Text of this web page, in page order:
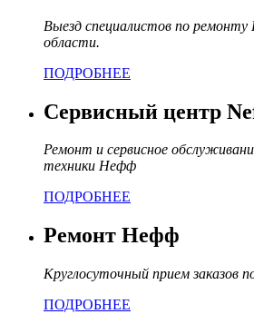
Выезд специалистов по
области.
ПОДРОБНЕЕ
Сервисный центр
Ремонт и сервисное
техники Нефф
ПОДРОБНЕЕ
Ремонт Нефф
Круглосуточный прием заказов
ПОДРОБНЕЕ